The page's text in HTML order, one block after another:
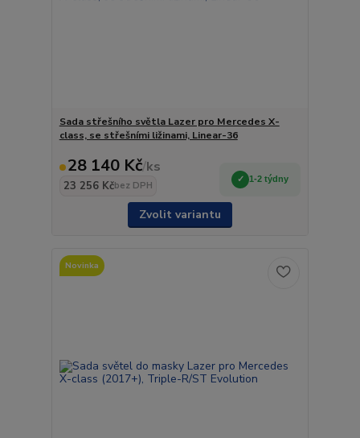
Sada střešního světla Lazer pro Mercedes X-
class, se střešními ližinami, Linear-36
28 140 Kč/ks
23 256 Kčbez DPH
1-2 týdny
Zvolit variantu
Novinka